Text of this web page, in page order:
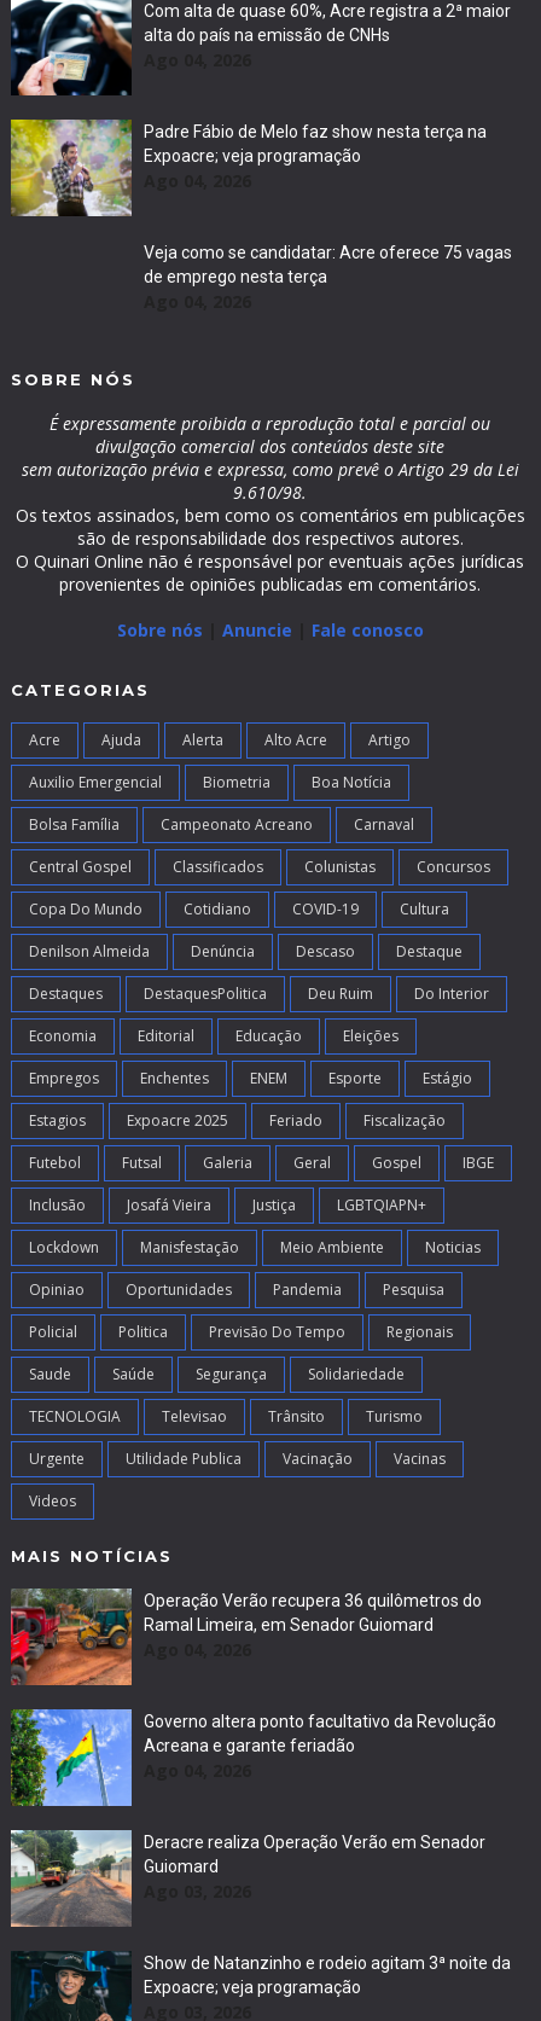
Com alta de quase 60%, Acre registra a 2ª maior
alta do país na emissão de CNHs
Padre Fábio de Melo faz show nesta terça na
Expoacre; veja programação
Veja como se candidatar: Acre oferece 75 vagas
de emprego nesta terça
SOBRE NÓS
É expressamente proibida a reprodução total e parcial ou
divulgação comercial dos conteúdos deste site
sem autorização prévia e expressa, como prevê o Artigo 29 da Lei
9.610/98.
Os textos assinados, bem como os comentários em publicações
são de responsabilidade dos respectivos autores.
O Quinari Online não é responsável por eventuais ações jurídicas
provenientes de opiniões publicadas em comentários.
Sobre nós
Anuncie Fale conosco
CATEGORIAS
Acre Ajuda Alerta Alto Acre Artigo
Auxilio Emergencial Biometria Boa Notícia
Bolsa Família Campeonato Acreano Carnaval
Central Gospel Classificados Colunistas Concursos
Copa Do Mundo Cotidiano COVID-19 Cultura
Denilson Almeida Denúncia Descaso Destaque
Destaques DestaquesPolitica Deu Ruim Do Interior
Economia Editorial Educação Eleições
Empregos Enchentes ENEM Esporte Estágio
Estagios Expoacre 2025 Feriado Fiscalização
Futebol Futsal Galeria Geral Gospel IBGE
Inclusão Josafá Vieira Justiça LGBTQIAPN+
Lockdown Manisfestação Meio Ambiente Noticias
Opiniao Oportunidades Pandemia Pesquisa
Policial Politica Previsão Do Tempo Regionais
Saude Saúde Segurança Solidariedade
TECNOLOGIA Televisao Trânsito Turismo
Urgente Utilidade Publica Vacinação Vacinas
Videos
MAIS NOTÍCIAS
Operação Verão recupera 36 quilômetros do
Ramal Limeira, em Senador Guiomard
Governo altera ponto facultativo da Revolução
Acreana e garante feriadão
Deracre realiza Operação Verão em Senador
Guiomard
Show de Natanzinho e rodeio agitam 3ª noite da
Expoacre; veja programação